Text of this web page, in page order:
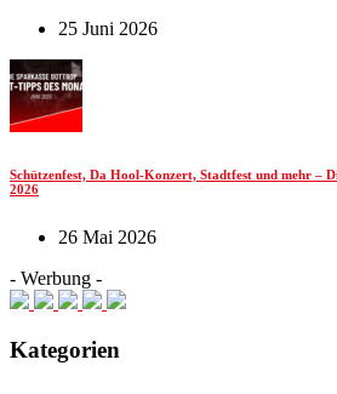
25 Juni 2026
Schützenfest, Da Hool-Konzert, Stadtfest und mehr –
2026
26 Mai 2026
- Werbung -
Kategorien